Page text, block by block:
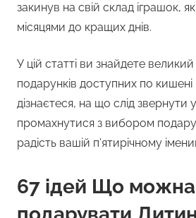
закинув на свій склад іграшок,
місяцями до кращих днів.
У цій статті ви знайдете великий
подарунків доступних по кишені
дізнаєтеся, на що слід звернути
промахнутися з вибором
радість вашій п’ятирічному
67 ідей Що можна